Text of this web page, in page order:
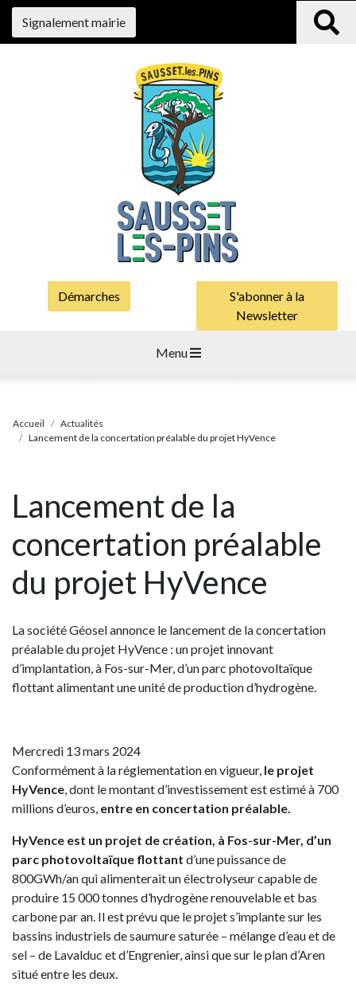
Signalement mairie
Démarches
S'abonner à la
Newsletter
Menu
Accueil
Actualités
Lancement de la concertation préalable du projet HyVence
Lancement de la
concertation préalable
du projet HyVence
La société Géosel annonce le lancement de la concertation
préalable du projet HyVence : un projet innovant
d’implantation, à Fos-sur-Mer, d’un parc photovoltaïque
flottant alimentant une unité de production d’hydrogène.
Mercredi 13 mars 2024
Conformément à la réglementation en vigueur, le projet
HyVence, dont le montant d’investissement est estimé à 700
millions d’euros, entre en concertation préalable.
HyVence est un projet de création, à Fos-sur-Mer, d’un
parc photovoltaïque flottant d’une puissance de
800GWh/an qui alimenterait un électrolyseur capable de
produire 15 000 tonnes d’hydrogène renouvelable et bas
carbone par an. Il est prévu que le projet s’implante sur les
bassins industriels de saumure saturée – mélange d’eau et de
sel – de Lavalduc et d’Engrenier, ainsi que sur le plan d’Aren
situé entre les deux.